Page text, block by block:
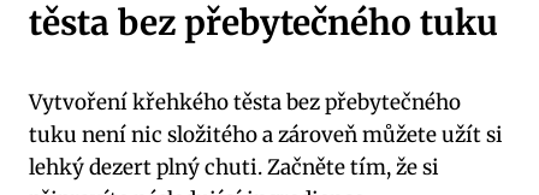
těsta bez přebytečného tuku
Vytvoření křehkého těsta bez přebytečného
tuku není nic složitého a zároveň můžete užít si
lehký dezert plný chuti. Začněte tím, že si